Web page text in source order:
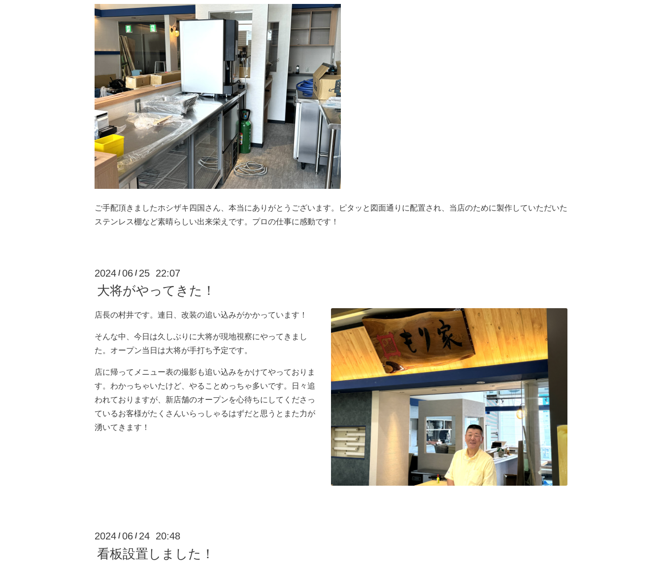
ご手配頂きましたホシザキ四国さん、本当にありがとうございます。ピタッと図面通りに配置され、当店のために製作していただいた
ステンレス棚など素晴らしい出来栄えです。プロの仕事に感動です！
2024 /06 / 25 22:07
大将がやってきた！
店長の村井です。連日、改装の追い込みがかかっています！
そんな中、今日は久しぶりに大将が現地視察にやってきまし
た。オープン当日は大将が手打ち予定です。
店に帰ってメニュー表の撮影も追い込みをかけてやっておりま
す。わかっちゃいたけど、やることめっちゃ多いです。日々追
われておりますが、新店舗のオープンを心待ちにしてくださっ
ているお客様がたくさんいらっしゃるはずだと思うとまた力が
湧いてきます！
2024 /06 / 24 20:48
看板設置しました！